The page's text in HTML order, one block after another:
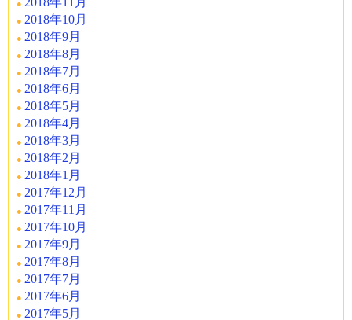
2018年10月
2018年9月
2018年8月
2018年7月
2018年6月
2018年5月
2018年4月
2018年3月
2018年2月
2018年1月
2017年12月
2017年11月
2017年10月
2017年9月
2017年8月
2017年7月
2017年6月
2017年5月